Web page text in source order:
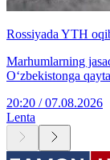
Rossiyada YTH
Marhumlarning
O‘zbekistonga
20:20 / 07.08.2026
Lenta